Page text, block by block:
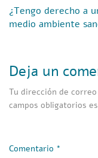
¿Tengo derecho a
medio ambiente
Deja un
Tu dirección de
campos obligatorios
Comentario *